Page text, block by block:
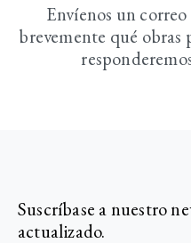
Envíenos un
brevemente qué obras
Suscríbase a nuestro
actualizado.